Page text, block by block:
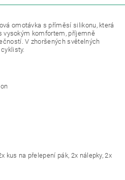
omotávka s příměsí silikonu, která
vysokým komfortem, příjemně
V zhoršených světelných
kus na přelepení pák, 2x nálepky, 2x